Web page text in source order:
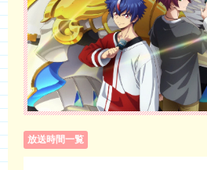
放送時間一覧